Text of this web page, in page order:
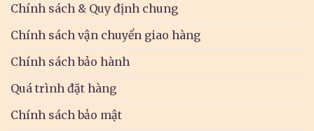
Chính sách & Quy định chung
Chính sách vận chuyển giao hàng
Chính sách bảo hành
Quá trình đặt hàng
Chính sách bảo mật